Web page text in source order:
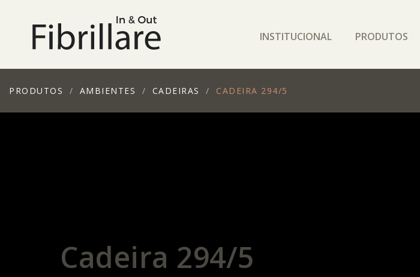
INSTITUCIONAL PRODUTOS
PRODUTOS AMBIENTES CADEIRAS CADEIRA 294/5
Cadeira 294/5